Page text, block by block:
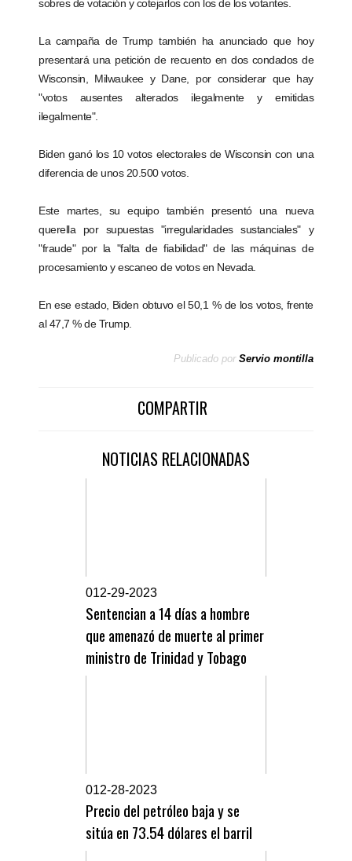
sobres de votación y cotejarlos con los de los votantes.
La campaña de Trump también ha anunciado que hoy
presentará una petición de recuento en dos condados de
Wisconsin, Milwaukee y Dane, por considerar que hay
"votos ausentes alterados ilegalmente y emitidas
ilegalmente".
Biden ganó los 10 votos electorales de Wisconsin con una
diferencia de unos 20.500 votos.
Este martes, su equipo también presentó una nueva
querella por supuestas "irregularidades sustanciales" y
"fraude" por la "falta de fiabilidad" de las máquinas de
procesamiento y escaneo de votos en Nevada.
En ese estado, Biden obtuvo el 50,1 % de los votos, frente
al 47,7 % de Trump.
Publicado por Servio montilla
COMPARTIR
NOTICIAS RELACIONADAS
012-29-2023
Sentencian a 14 días a hombre
que amenazó de muerte al primer
ministro de Trinidad y Tobago
012-28-2023
Precio del petróleo baja y se
sitúa en 73.54 dólares el barril